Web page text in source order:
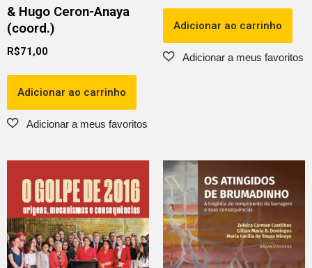
& Hugo Ceron-Anaya
(coord.)
R$71,00
Adicionar ao carrinho
Adicionar ao carrinho